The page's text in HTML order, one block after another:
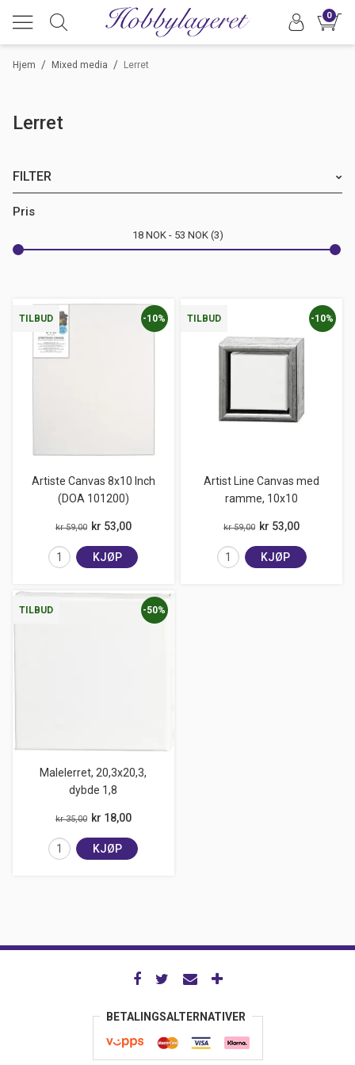
0
/
Hjem /
Mixed media Lerret
Lerret
FILTER
Merke
Pris
18 NOK 53 NOK 3
TILBUD
Artiste Canvas 8x10 Inch
(DOA 101200)
-10%
kr 59,00 kr 53,00
KJØP
TILBUD
Artist Line Canvas med
ramme, 10x10
-10%
kr 59,00 kr 53,00
KJØP
TILBUD
Malelerret, 20,3x20,3,
dybde 1,8
-50%
kr 35,00 kr 18,00
KJØP
BETALINGSALTERNATIVER